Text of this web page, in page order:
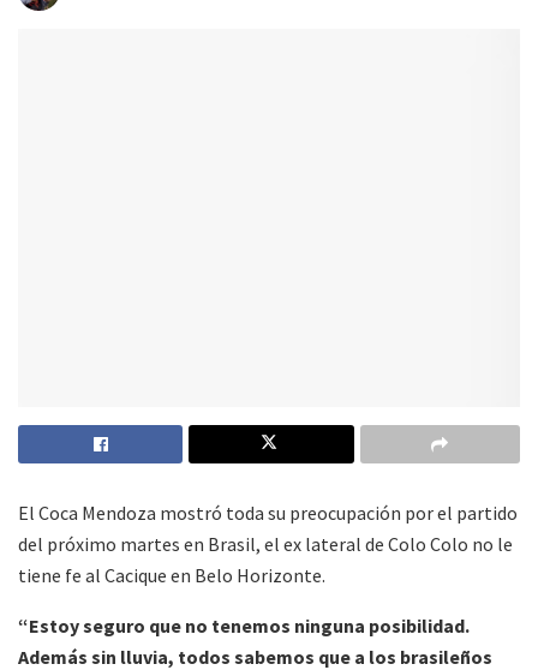
El Coca Mendoza mostró toda su preocupación por el partido
del próximo martes en Brasil, el ex lateral de Colo Colo no le
tiene fe al Cacique en Belo Horizonte.
“Estoy seguro que no tenemos ninguna posibilidad.
Además sin lluvia, todos sabemos que a los brasileños